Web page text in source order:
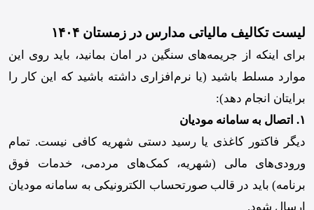
لیست تکالیف مالیاتی مدارس در زمستان ۱۴۰۴
برای اینکه از جریمه‌های سنگین در امان بمانید، باید روی این
موارد مسلط باشید (یا نرم‌افزاری داشته باشید که این کار را
برایتان انجام دهد):
۱. اتصال به سامانه مودیان
دیگر فاکتور کاغذی یا رسید دستی شهریه کافی نیست. تمام
ورودی‌های مالی (شهریه، کمک‌های مردمی، خدمات فوق
برنامه) باید در قالب صورتحساب الکترونیکی به سامانه مودیان
ارسال شود.